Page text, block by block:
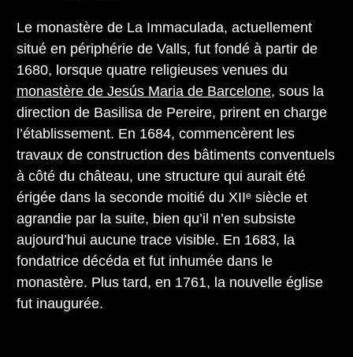
Le monastère de La Immaculada, actuellement
situé en périphérie de Valls, fut fondé à partir de
1680, lorsque quatre religieuses venues du
monastère de Jesús Maria de Barcelone, sous la
direction de Basilisa de Pereire, prirent en charge
l’établissement. En 1684, commencèrent les
travaux de construction des bâtiments conventuels
à côté du château, une structure qui aurait été
érigée dans la seconde moitié du XIIᵉ siècle et
agrandie par la suite, bien qu’il n’en subsiste
aujourd’hui aucune trace visible. En 1683, la
fondatrice décéda et fut inhumée dans le
monastère. Plus tard, en 1761, la nouvelle église
fut inaugurée.